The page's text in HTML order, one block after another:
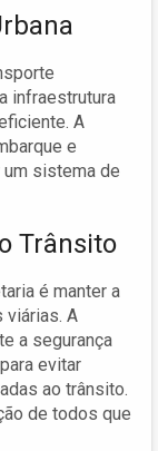
infraestrutura
A
e
sistema de
Trânsito
é manter a
viárias. A
a segurança
evitar
ao trânsito.
de todos que